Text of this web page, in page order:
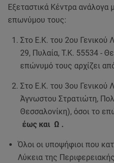
Εξεταστικά Κέντρα ανάλογα
επωνύμου τους:
Στο Ε.Κ. του 2ου Γενικού
29, Πυλαία, Τ.Κ. 55534 -
επώνυμό τους αρχίζει
Στο Ε.Κ. του 3ου Γενικού
Άγνωστου Στρατιώτη,
Θεσσαλονίκη), όσοι το
έως και Ω .
Όλοι οι υποψήφιοι που
Λύκεια της